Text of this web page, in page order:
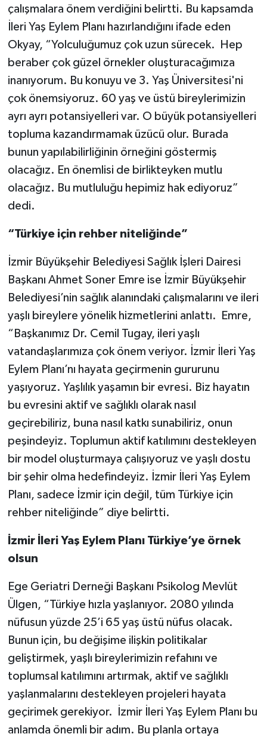
çalışmalara önem verdiğini belirtti. Bu kapsamda
İleri Yaş Eylem Planı hazırlandığını ifade eden
Okyay, “Yolculuğumuz çok uzun sürecek. Hep
beraber çok güzel örnekler oluşturacağımıza
inanıyorum. Bu konuyu ve 3. Yaş Üniversitesi'ni
çok önemsiyoruz. 60 yaş ve üstü bireylerimizin
ayrı ayrı potansiyelleri var. O büyük potansiyelleri
topluma kazandırmamak üzücü olur. Burada
bunun yapılabilirliğinin örneğini göstermiş
olacağız. En önemlisi de birlikteyken mutlu
olacağız. Bu mutluluğu hepimiz hak ediyoruz”
dedi.
“Türkiye için rehber niteliğinde”
İzmir Büyükşehir Belediyesi Sağlık İşleri Dairesi
Başkanı Ahmet Soner Emre ise İzmir Büyükşehir
Belediyesi’nin sağlık alanındaki çalışmalarını ve ileri
yaşlı bireylere yönelik hizmetlerini anlattı. Emre,
“Başkanımız Dr. Cemil Tugay, ileri yaşlı
vatandaşlarımıza çok önem veriyor. İzmir İleri Yaş
Eylem Planı’nı hayata geçirmenin gururunu
yaşıyoruz. Yaşlılık yaşamın bir evresi. Biz hayatın
bu evresini aktif ve sağlıklı olarak nasıl
geçirebiliriz, buna nasıl katkı sunabiliriz, onun
peşindeyiz. Toplumun aktif katılımını destekleyen
bir model oluşturmaya çalışıyoruz ve yaşlı dostu
bir şehir olma hedefindeyiz. İzmir İleri Yaş Eylem
Planı, sadece İzmir için değil, tüm Türkiye için
rehber niteliğinde” diye belirtti.
İzmir İleri Yaş Eylem Planı Türkiye’ye örnek
olsun
Ege Geriatri Derneği Başkanı Psikolog Mevlüt
Ülgen, “Türkiye hızla yaşlanıyor. 2080 yılında
nüfusun yüzde 25’i 65 yaş üstü nüfus olacak.
Bunun için, bu değişime ilişkin politikalar
geliştirmek, yaşlı bireylerimizin refahını ve
toplumsal katılımını artırmak, aktif ve sağlıklı
yaşlanmalarını destekleyen projeleri hayata
geçirimek gerekiyor. İzmir İleri Yaş Eylem Planı bu
anlamda önemli bir adım. Bu planla ortaya